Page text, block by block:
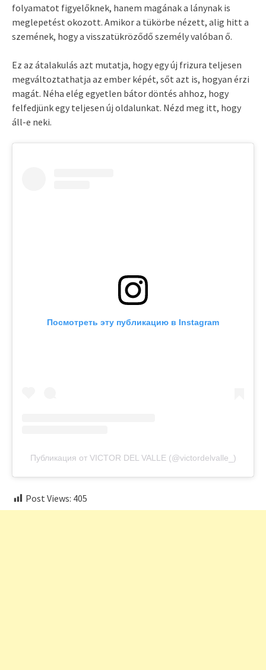
folyamatot figyelőknek, hanem magának a lánynak is
meglepetést okozott. Amikor a tükörbe nézett, alig hitt a
szemének, hogy a visszatükröződő személy valóban ő.
Ez az átalakulás azt mutatja, hogy egy új frizura teljesen
megváltoztathatja az ember képét, sőt azt is, hogyan érzi
magát. Néha elég egyetlen bátor döntés ahhoz, hogy
felfedjünk egy teljesen új oldalunkat. Nézd meg itt, hogy
áll-e neki.
Посмотреть эту публикацию в Instagram
Публикация от VICTOR DEL VALLE (@victordelvalle_)
Post Views: 405